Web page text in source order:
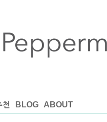
천 BLOG ABOUT